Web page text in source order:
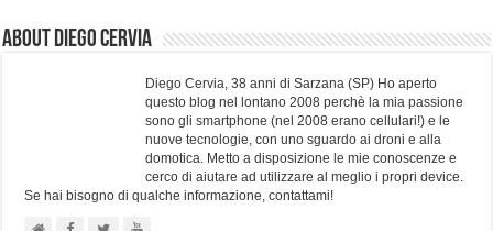
About Diego Cervia
Diego Cervia, 38 anni di Sarzana (SP) Ho aperto
questo blog nel lontano 2008 perchè la mia passione
sono gli smartphone (nel 2008 erano cellulari!) e le
nuove tecnologie, con uno sguardo ai droni e alla
domotica. Metto a disposizione le mie conoscenze e
cerco di aiutare ad utilizzare al meglio i propri device.
Se hai bisogno di qualche informazione, contattami!